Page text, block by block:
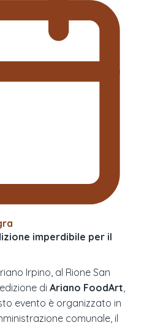
imperdibile per il
Irpino, al Rione San
di Ariano FoodArt
evento è organizzato in
comunale, il